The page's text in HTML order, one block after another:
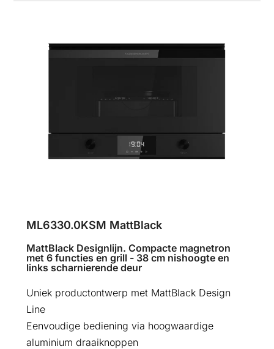
ML6330.0KSM MattBlack
MattBlack Designlijn. Compacte magnetron
met 6 functies en grill - 38 cm nishoogte en
links scharnierende deur
Uniek productontwerp met MattBlack Design
Line
Eenvoudige bediening via hoogwaardige
aluminium draaiknoppen